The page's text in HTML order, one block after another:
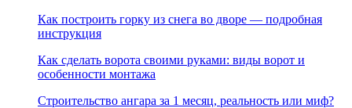
Как построить горку из снега во дворе — подробная
инструкция
Как сделать ворота своими руками: виды ворот и
особенности монтажа
Строительство ангара за 1 месяц, реальность или миф?